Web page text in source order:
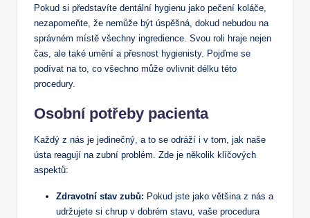
Pokud si představíte dentální hygienu jako pečení koláče,
nezapomeňte, že nemůže být úspěšná, dokud nebudou na
správném místě všechny ingredience. Svou roli hraje nejen
čas, ale také umění a přesnost hygienisty. Pojďme se
podívat na to, co všechno může ovlivnit délku této
procedury.
Osobní potřeby pacienta
Každý z nás je jedinečný, a to se odráží i v tom, jak naše
ústa reagují na zubní problém. Zde je několik klíčových
aspektů:
Zdravotní stav zubů: Pokud jste jako většina z nás a
udržujete si chrup v dobrém stavu, vaše procedura